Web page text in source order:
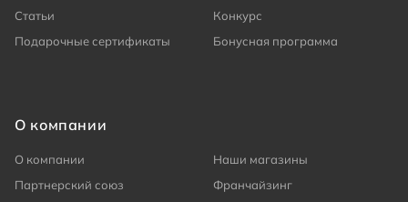
Статьи
Конкурс
Подарочные сертификаты
Бонусная программа
О компании
О компании
Наши магазины
Партнерский союз
Франчайзинг